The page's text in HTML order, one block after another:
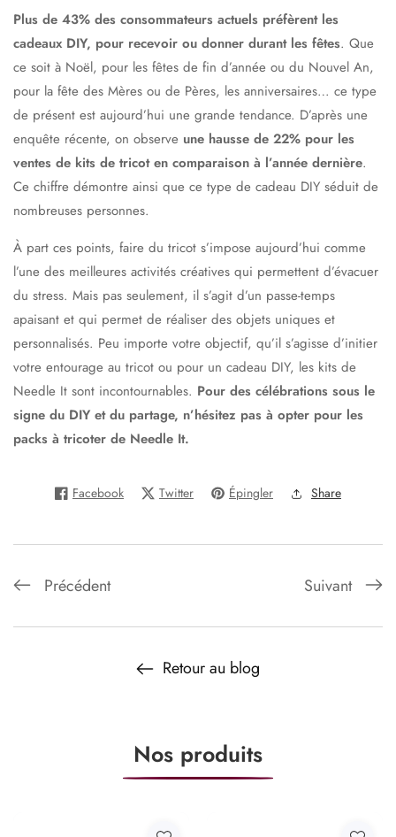
Plus de 43% des consommateurs actuels préfèrent les
cadeaux DIY, pour recevoir ou donner durant les fêtes. Que
ce soit à Noël, pour les fêtes de fin d’année ou du Nouvel An,
pour la fête des Mères ou de Pères, les anniversaires… ce type
de présent est aujourd’hui une grande tendance. D’après une
enquête récente, on observe une hausse de 22% pour les
ventes de kits de tricot en comparaison à l’année dernière.
Ce chiffre démontre ainsi que ce type de cadeau DIY séduit de
nombreuses personnes.
À part ces points, faire du tricot s’impose aujourd’hui comme
l’une des meilleures activités créatives qui permettent d’évacuer
du stress. Mais pas seulement, il s’agit d’un passe-temps
apaisant et qui permet de réaliser des objets uniques et
personnalisés. Peu importe votre objectif, qu’il s’agisse d’initier
votre entourage au tricot ou pour un cadeau DIY, les kits de
Needle It sont incontournables. Pour des célébrations sous le
signe du DIY et du partage, n’hésitez pas à opter pour les
packs à tricoter de Needle It.
Facebook Twitter Épingler Share
Précédent Suivant
Retour au blog
Nos produits